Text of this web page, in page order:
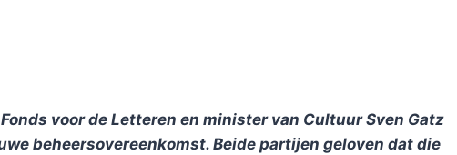
voor de Letteren en minister van Cultuur Sven Gatz
beheersovereenkomst. Beide partijen geloven dat die